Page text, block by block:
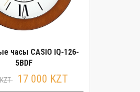
часы CASIO IQ-126-
5BDF
17 000 KZT